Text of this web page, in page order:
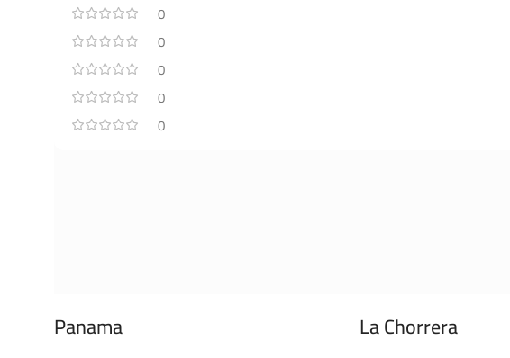
0
0
0
0
0
Panama La Chorrera